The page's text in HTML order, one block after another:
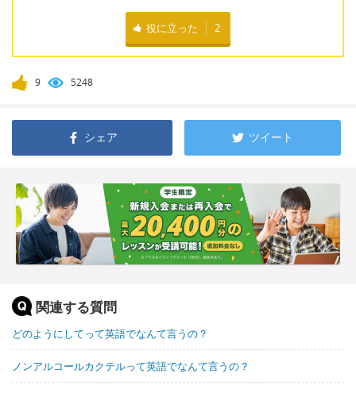
役に立った 2
9 5248
シェア ツイート
関連する質問
どのようにしてって英語でなんて言うの？
ノンアルコールカクテルって英語でなんて言うの？